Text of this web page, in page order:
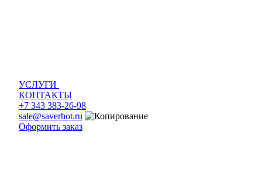
УСЛУГИ
КОНТАКТЫ
+7 343 383-26-98
sale@saverhot.ru
Оформить заказ